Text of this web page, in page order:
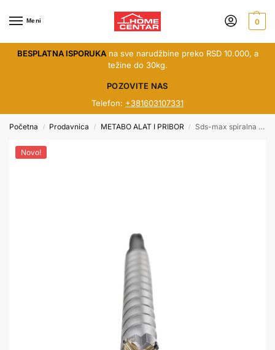
Meni 0
BESPLATNA ISPORUKAna sve narudžbine preko RSD 10.000, a
težine do 30kg.
POZOVITE NAS
Telefon: +381603107331
Početna / Prodavnica / METABO ALAT I PRIBOR / Sds-max spiralna burgija classic 25x540mm*
Novo!